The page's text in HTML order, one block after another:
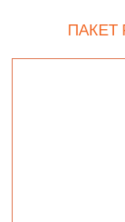
ПАКЕТ